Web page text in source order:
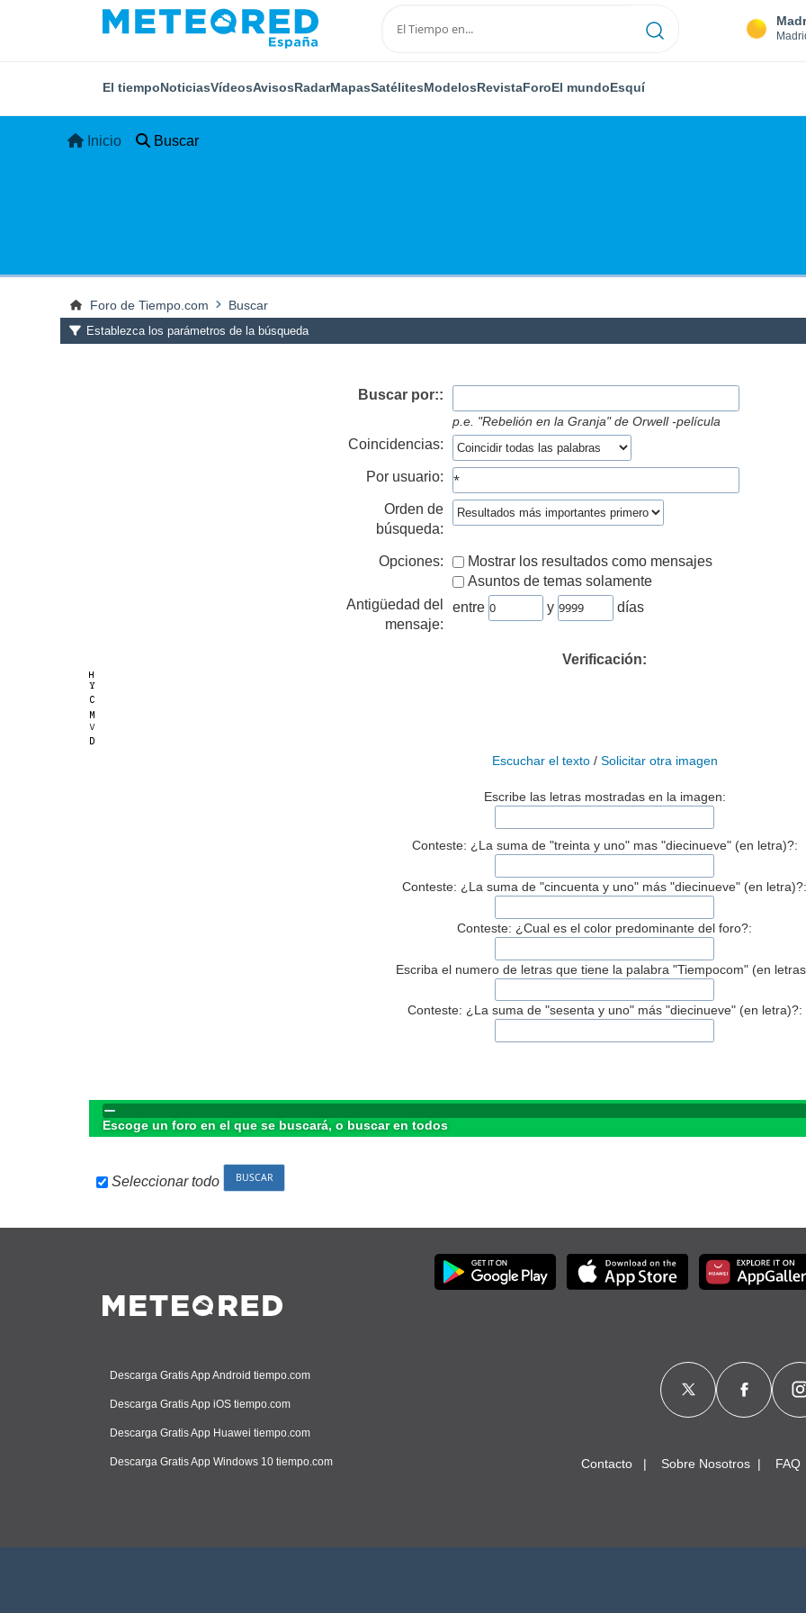
El tiempoNoticiasVídeosAvisosRadarMapasSatélitesModelosRevistaForoEl mundoEsquí
Inicio Buscar
Foro de Tiempo.com Buscar
Establezca los parámetros de la búsqueda
Buscar por::
p.e. "Rebelión en la Granja" de Orwell -película
Coincidencias:
Por usuario:
Orden de
búsqueda:
Opciones:
Mostrar los resultados como mensajes
Asuntos de temas solamente
Antigüedad del
mensaje:
entre y días
Verificación:
Escuchar el texto/ Solicitar otra imagen
Escribe las letras mostradas en la imagen:
Conteste: ¿La suma de "treinta y uno" mas "diecinueve" (en letra)?:
Conteste: ¿La suma de "cincuenta y uno" más "diecinueve" (en letra)?:
Conteste: ¿Cual es el color predominante del foro?:
Escriba el numero de letras que tiene la palabra "Tiempocom" (en
Conteste: ¿La suma de "sesenta y uno" más "diecinueve" (en letra)?:
Escoge un foro en el que se buscará, o buscar en todos
Seleccionar todo
Descarga Gratis App Android tiempo.com
Descarga Gratis App iOS tiempo.com
Descarga Gratis App Huawei tiempo.com
Descarga Gratis App Windows 10 tiempo.com Contacto Sobre Nosotros FAQ